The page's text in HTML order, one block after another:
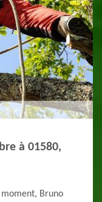
à 01580,
moment, Bruno